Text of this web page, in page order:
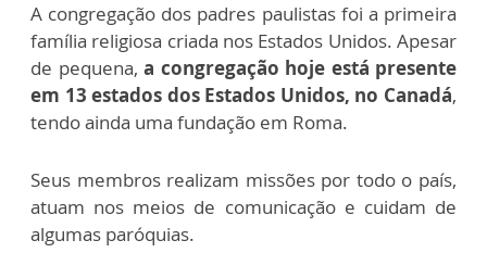
A congregação dos padres paulistas foi a primeira
família religiosa criada nos Estados Unidos. Apesar
de pequena, a congregação hoje está presente
em 13 estados dos Estados Unidos, no Canadá,
tendo ainda uma fundação em Roma.
Seus membros realizam missões por todo o país,
atuam nos meios de comunicação e cuidam de
algumas paróquias.